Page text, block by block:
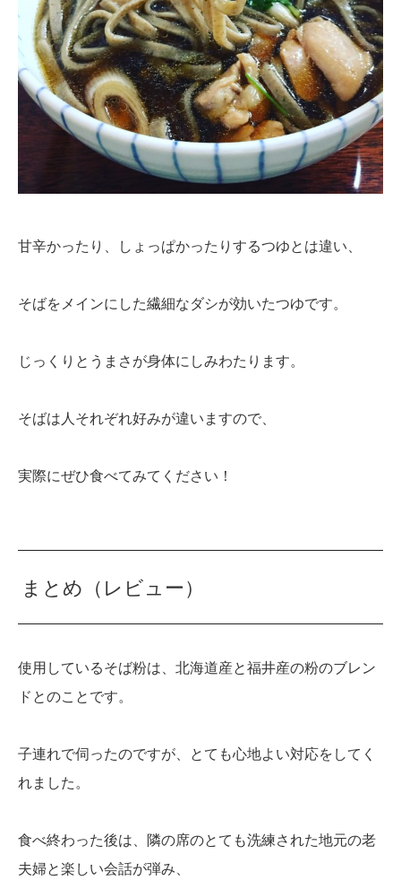
甘辛かったり、しょっぱかったりするつゆとは違い、
そばをメインにした繊細なダシが効いたつゆです。
じっくりとうまさが身体にしみわたります。
そばは人それぞれ好みが違いますので、
実際にぜひ食べてみてください！
まとめ（レビュー）
使用しているそば粉は、北海道産と福井産の粉のブレン
ドとのことです。
子連れで伺ったのですが、とても心地よい対応をしてく
れました。
食べ終わった後は、隣の席のとても洗練された地元の老
夫婦と楽しい会話が弾み、